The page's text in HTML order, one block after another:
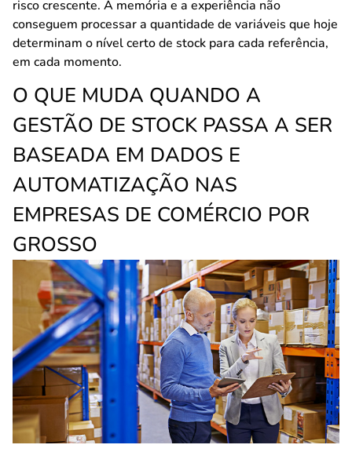
risco crescente. A memória e a experiência não
conseguem processar a quantidade de variáveis que hoje
determinam o nível certo de stock para cada referência,
em cada momento.
O QUE MUDA QUANDO A
GESTÃO DE STOCK PASSA A SER
BASEADA EM DADOS E
AUTOMATIZAÇÃO NAS
EMPRESAS DE COMÉRCIO POR
GROSSO